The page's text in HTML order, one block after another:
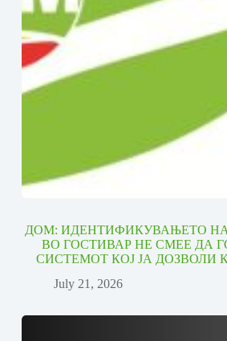
ДОМ: ИДЕНТИФИКУВАЊЕТО
ВО ГОСТИВАР НЕ СМЕЕ ДА
СИСТЕМОТ КОЈ ЈА ДОЗВОЛИ
July 21, 2026